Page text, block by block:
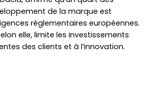
de la marque est
réglementaires européennes.
elle, limite les investissements
des clients et à l’innovation.